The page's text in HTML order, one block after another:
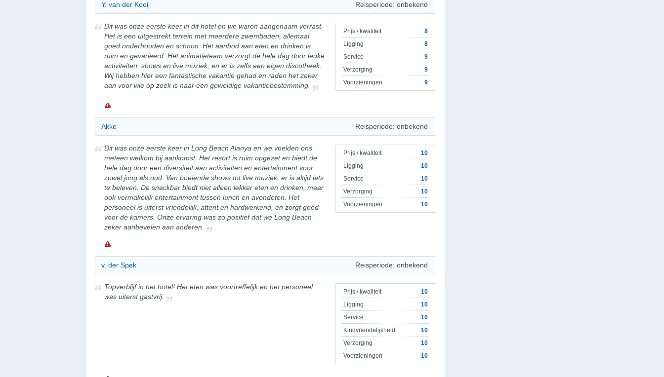
Y. van der Kooij Reisperiode: onbekend
Prijs / kwaliteit
8
Ligging
8
Service
9
Verzorging
9
Voorzieningen
9
Dit was onze eerste keer in dit hotel en we waren aangenaam verrast.
Het is een uitgestrekt terrein met meerdere zwembaden, allemaal
goed onderhouden en schoon. Het aanbod aan eten en drinken is
ruim en gevarieerd. Het animatieteam verzorgt de hele dag door leuke
activiteiten, shows en live muziek, en er is zelfs een eigen discotheek.
Wij hebben hier een fantastische vakantie gehad en raden het zeker
aan voor wie op zoek is naar een geweldige vakantiebestemming.
Akke Reisperiode: onbekend
Prijs / kwaliteit
10
Ligging
10
Service
10
Verzorging
10
Voorzieningen
10
Dit was onze eerste keer in Long Beach Alanya en we voelden ons
meteen welkom bij aankomst. Het resort is ruim opgezet en biedt de
hele dag door een diversiteit aan activiteiten en entertainment voor
zowel jong als oud. Van boeiende shows tot live muziek, er is altijd iets
te beleven. De snackbar biedt niet alleen lekker eten en drinken, maar
ook vermakelijk entertainment tussen lunch en avondeten. Het
personeel is uiterst vriendelijk, attent en hardwerkend, en zorgt goed
voor de kamers. Onze ervaring was zo positief dat we Long Beach
zeker aanbevelen aan anderen.
v. der Spek Reisperiode: onbekend
Prijs / kwaliteit
10
Ligging
10
Service
10
Kindvriendelijkheid
10
Verzorging
10
Voorzieningen
10
Topverblijf in het hotel! Het eten was voortreffelijk en het personeel
was uiterst gastvrij.